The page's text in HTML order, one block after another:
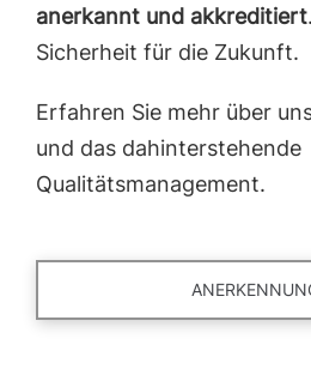
anerkannt und akkreditiert
Sicherheit für die Zukunft.
Erfahren Sie mehr über
und das dahinterstehende
Qualitätsmanagement.